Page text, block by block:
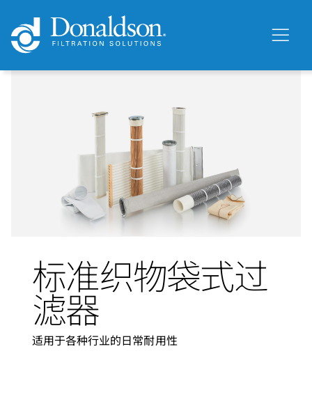
标准织物袋式过
滤器
适用于各种行业的日常耐用性